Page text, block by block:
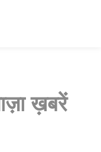
ख़बरें